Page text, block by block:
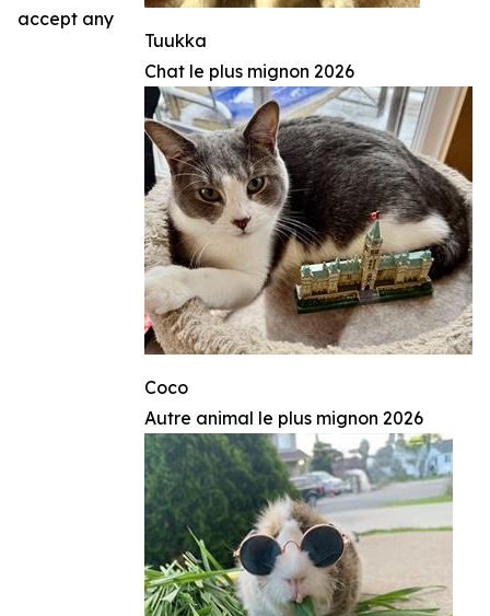
Tuukka
Chat le plus mignon 2026
Coco
Autre animal le plus mignon 2026
accept any